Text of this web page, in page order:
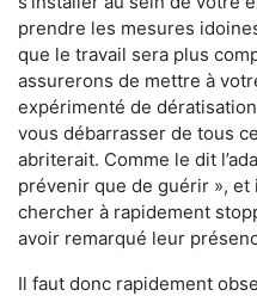
prendre les mesures
que le travail sera plus
assurerons de mettre à
expérimenté de
vous débarrasser de tous
abriterait. Comme le dit
prévenir que de guérir »,
chercher à rapidement
avoir remarqué leur
Il faut donc rapidement